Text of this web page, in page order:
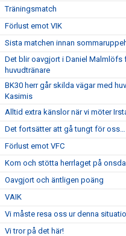
Träningsmatch
Förlust emot VIK
Sista matchen innan
Det blir oavgjort i Daniel Malmlöfs
huvudtränare
BK30 herr går skilda vägar med
Kasimis
Alltid extra känslor när vi möter
Det fortsätter att gå tungt för oss…
Förlust emot VFC
Kom och stötta herrlaget på
Oavgjort och äntligen poäng
VAIK
Vi måste resa oss ur denna
Vi tror på det här!